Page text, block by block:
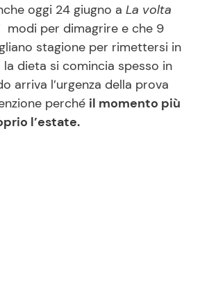
Primi Piatti
Ricette Facili e Veloci
Ricette Feste
oggi 24 giugno a La volta
modi per dimagrire e che 9
stagione per rimettersi in
dieta si comincia spesso in
arriva l’urgenza della prova
perché il momento più
l’estate.